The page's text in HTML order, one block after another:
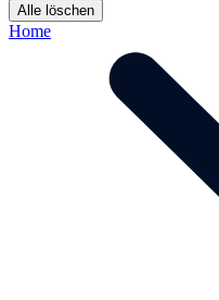
Alle löschen
Home